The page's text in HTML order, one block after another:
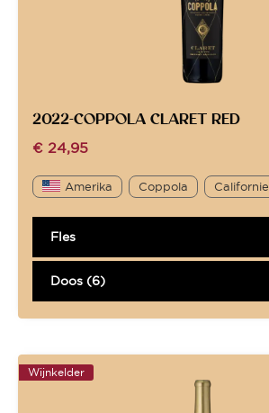
2022-COPPOLA CLARET RED
€ 24,95
Amerika Coppola Californie
Fles
Doos (6)
Wijnkelder